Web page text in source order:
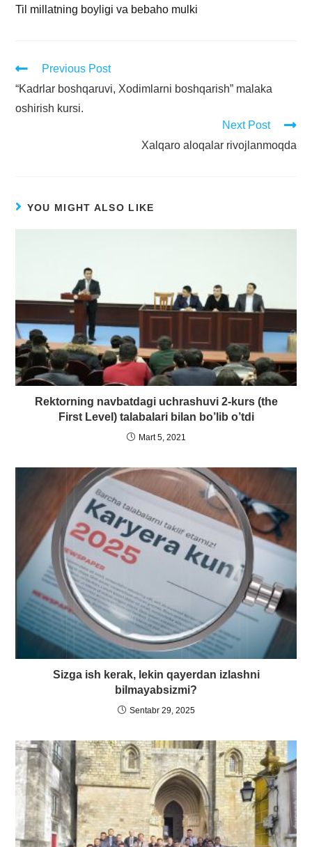
Til millatning boyligi va bebaho mulki
Previous Post
“Kadrlar boshqaruvi, Xodimlarni boshqarish” malaka
oshirish kursi.
Next Post
Xalqaro aloqalar rivojlanmoqda
YOU MIGHT ALSO LIKE
Rektorning navbatdagi uchrashuvi 2-kurs (the
First Level) talabalari bilan bo’lib o’tdi
Mart 5, 2021
Sizga ish kerak, lekin qayerdan izlashni
bilmayabsizmi?
Sentabr 29, 2025